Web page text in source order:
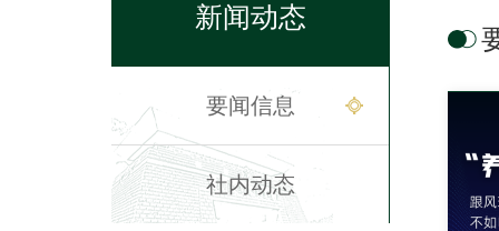
新闻动态
要闻信息
社内动态